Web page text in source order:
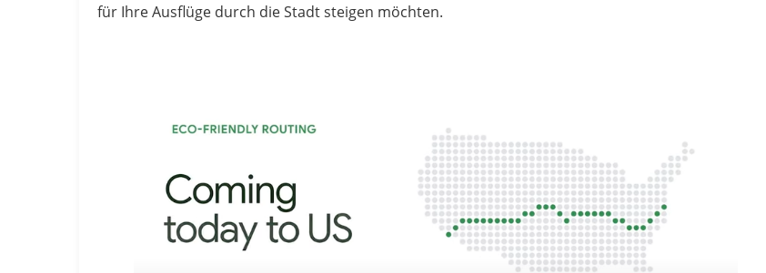
für Ihre Ausflüge durch die Stadt steigen möchten.